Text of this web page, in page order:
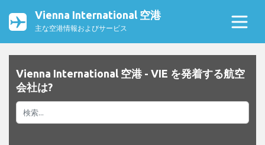
Vienna International 空港
主な空港情報およびサービス
Vienna International 空港 - VIE を発着する航空
会社は?